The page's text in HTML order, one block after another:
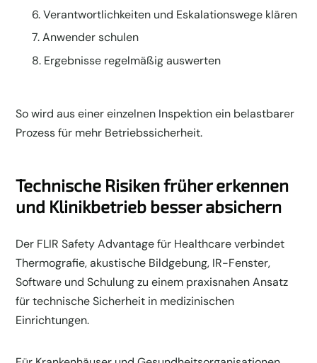
Verantwortlichkeiten und Eskalationswege klären
Anwender schulen
Ergebnisse regelmäßig auswerten
So wird aus einer einzelnen Inspektion ein belastbarer
Prozess für mehr Betriebssicherheit.
Technische Risiken früher erkennen
und Klinikbetrieb besser absichern
Der FLIR Safety Advantage für Healthcare verbindet
Thermografie, akustische Bildgebung, IR-Fenster,
Software und Schulung zu einem praxisnahen Ansatz
für technische Sicherheit in medizinischen
Einrichtungen.